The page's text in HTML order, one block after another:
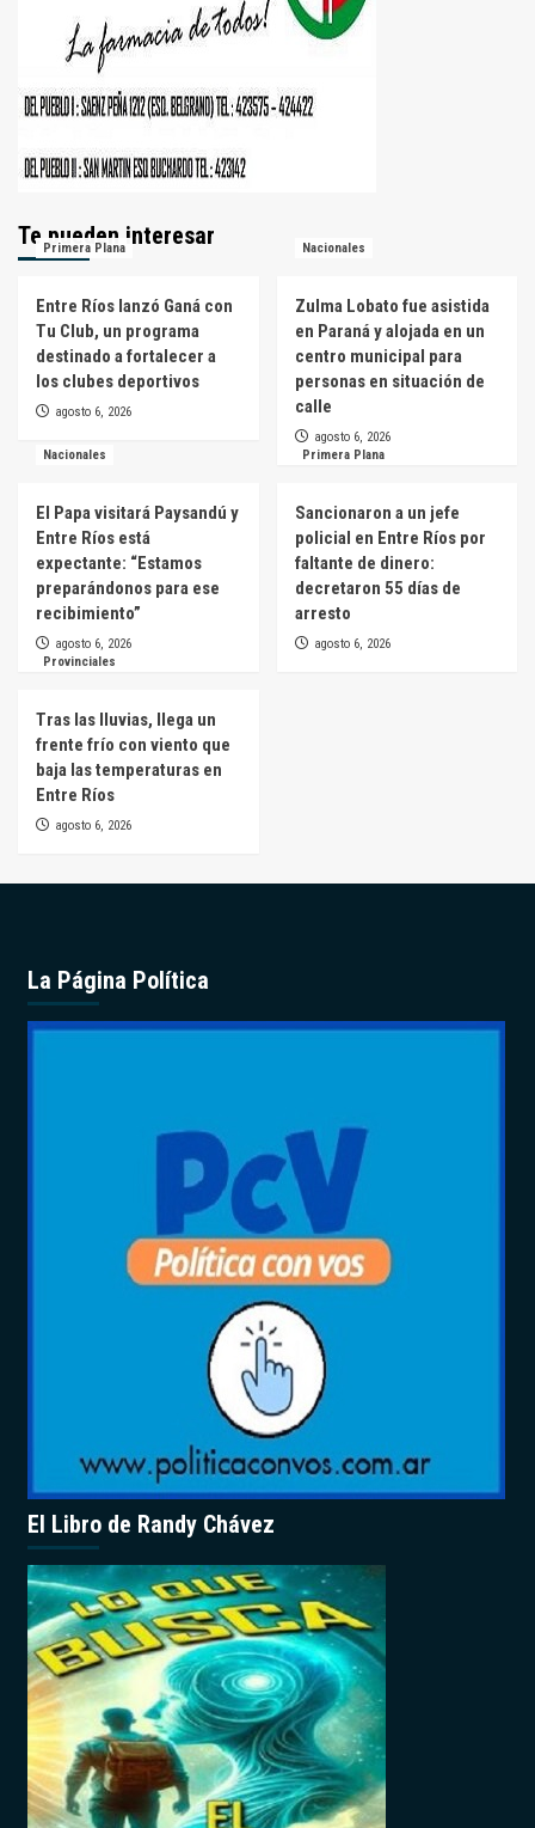
Te pueden interesar
Primera Plana
Entre Ríos lanzó Ganá con
Tu Club, un programa
destinado a fortalecer a
los clubes deportivos
agosto 6, 2026
Nacionales
Zulma Lobato fue asistida
en Paraná y alojada en un
centro municipal para
personas en situación de
calle
agosto 6, 2026
Nacionales
El Papa visitará Paysandú y
Entre Ríos está
expectante: “Estamos
preparándonos para ese
recibimiento”
agosto 6, 2026
Primera Plana
Sancionaron a un jefe
policial en Entre Ríos por
faltante de dinero:
decretaron 55 días de
arresto
agosto 6, 2026
Provinciales
Tras las lluvias, llega un
frente frío con viento que
baja las temperaturas en
Entre Ríos
agosto 6, 2026
La Página Política
El Libro de Randy Chávez